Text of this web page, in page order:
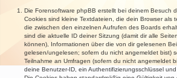
Die Forensoftware phpBB erstellt bei deinem Besuch
Cookies sind kleine Textdateien, die dein Browser als
die zwischen den einzelnen Aufrufen des Boards
sind die aktuelle ID deiner Sitzung (damit dir alle
können), Informationen über die von dir gelesenen
gelesen/ungelesen; sofern du nicht angemeldet bist)
Teilnahme an Umfragen (sofern du nicht angemeldet
deine Benutzer-ID, ein Authentifizierungsschlüssel